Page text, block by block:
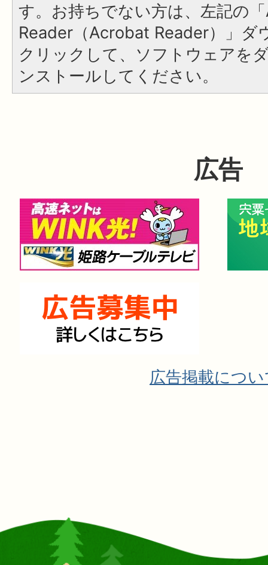
す。お持ちでない方は、左記の
Reader（Acrobat Reader）」ダ
クリックして、ソフトウェアを
ンストールしてください。
広告
広告掲載につ